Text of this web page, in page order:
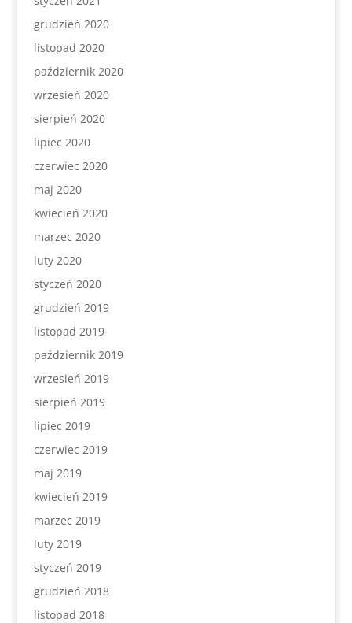
grudzień 2020
listopad 2020
październik 2020
wrzesień 2020
sierpień 2020
lipiec 2020
czerwiec 2020
maj 2020
kwiecień 2020
marzec 2020
luty 2020
styczeń 2020
grudzień 2019
listopad 2019
październik 2019
wrzesień 2019
sierpień 2019
lipiec 2019
czerwiec 2019
maj 2019
kwiecień 2019
marzec 2019
luty 2019
styczeń 2019
grudzień 2018
listopad 2018